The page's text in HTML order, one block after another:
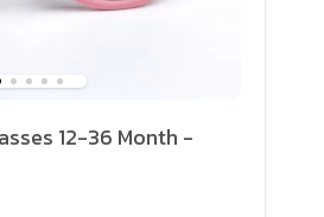
12-36 Month -